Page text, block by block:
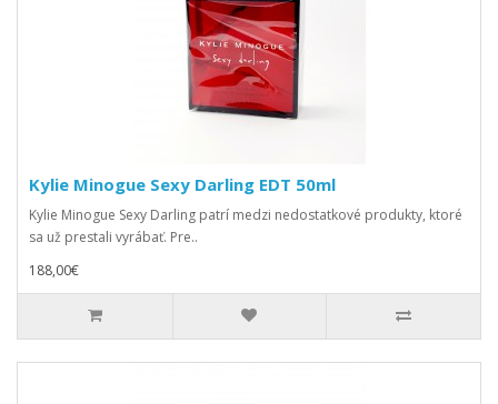
Kylie Minogue Sexy Darling EDT 50ml
Kylie Minogue Sexy Darling patrí medzi nedostatkové produkty, ktoré
sa už prestali vyrábať. Pre..
188,00€